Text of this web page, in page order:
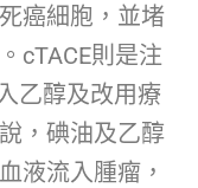
癌細胞，並堵
cTACE則是注
乙醇及改用療
，碘油及乙醇
液流入腫瘤，